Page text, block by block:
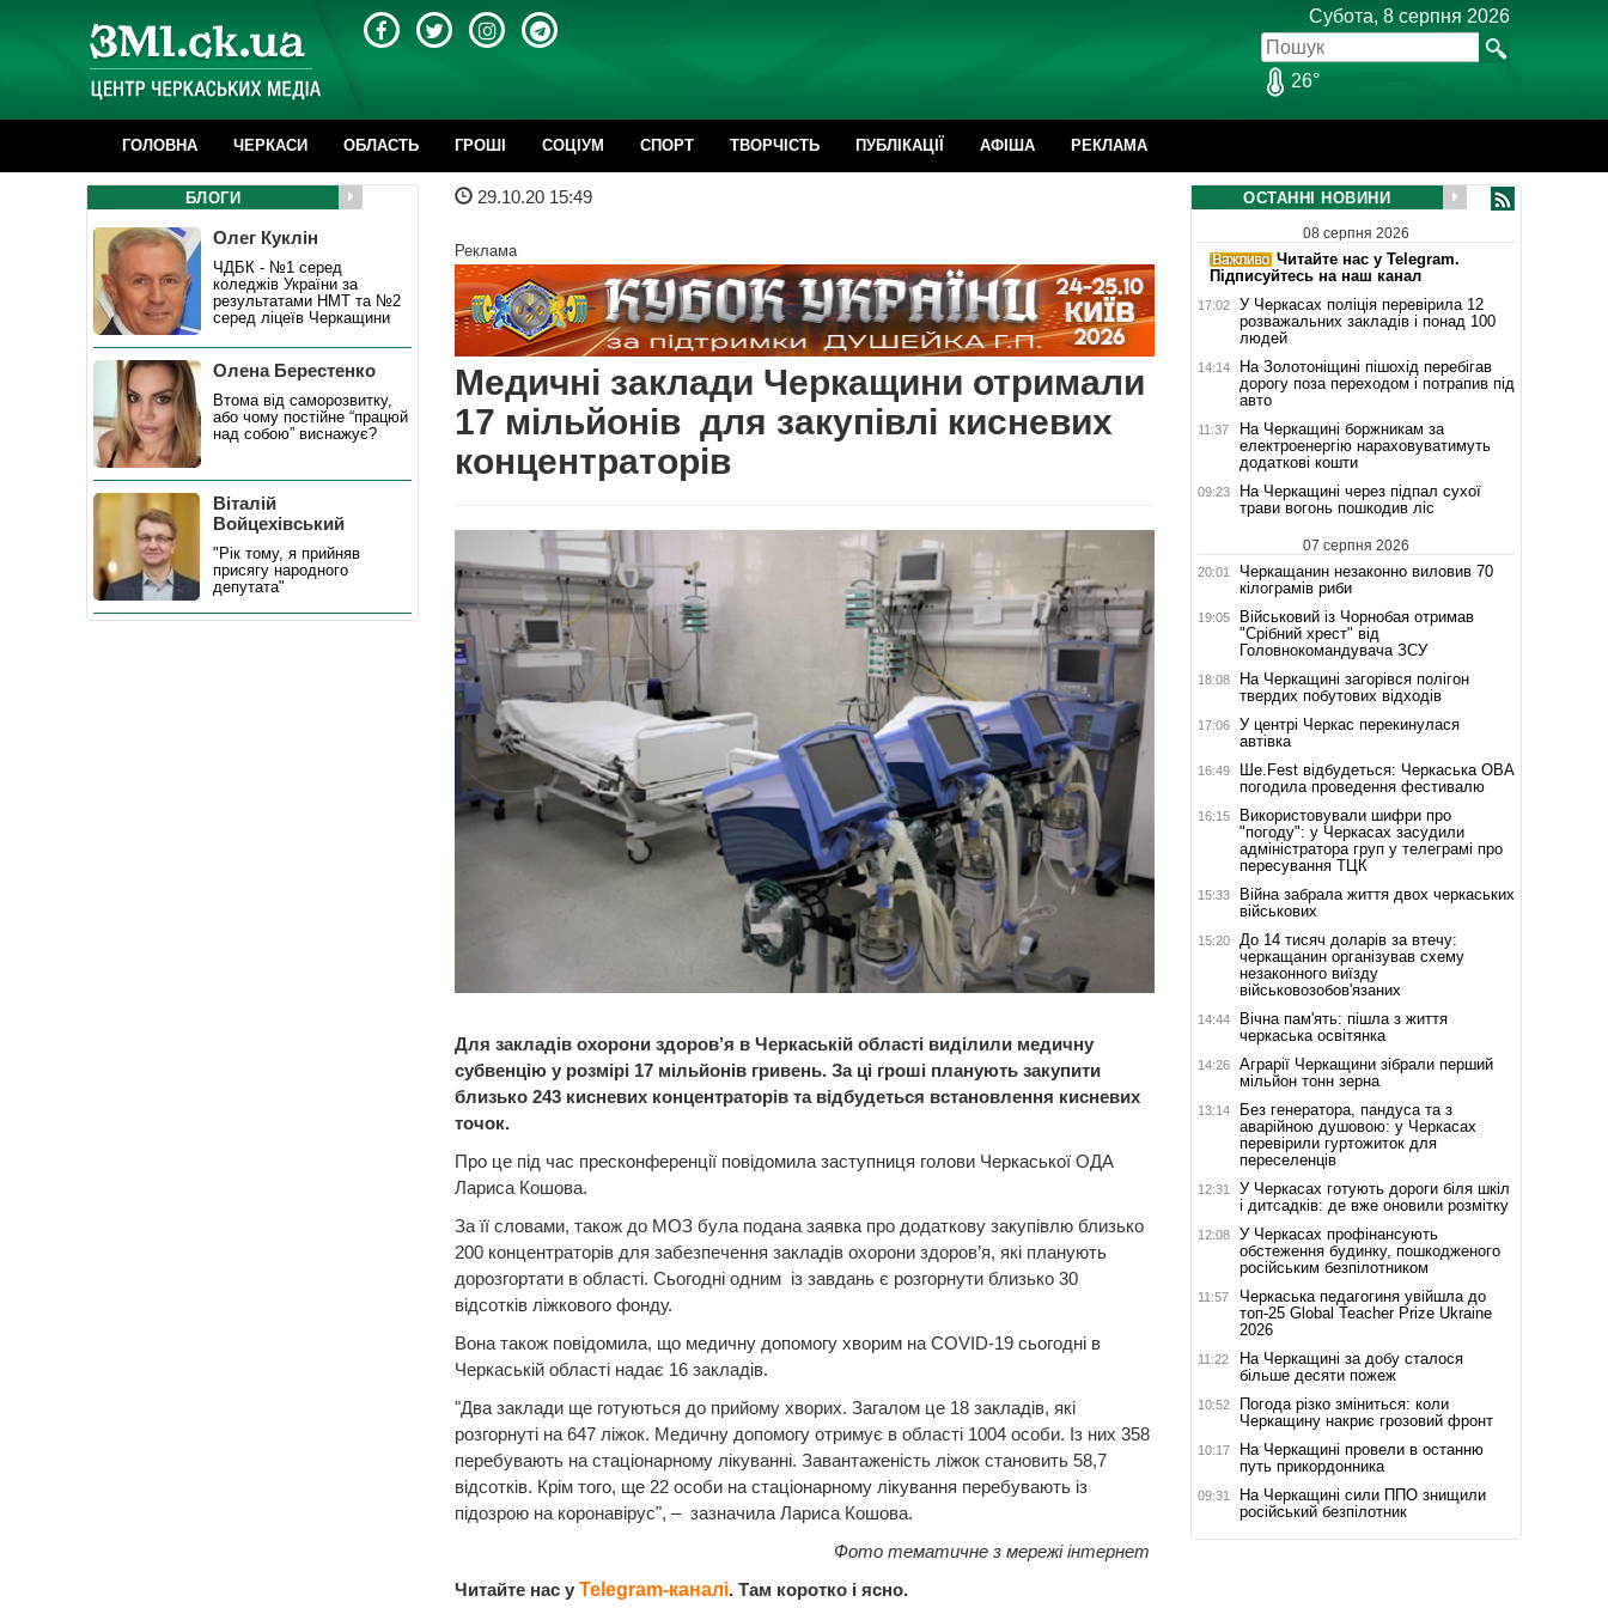
Субота, 8 серпня 2026
26°
ГОЛОВНА ЧЕРКАСИ ОБЛАСТЬ ГРОШІ CОЦІУМ СПОРТ ТВОРЧІСТЬ ПУБЛІКАЦІЇ АФІША РЕКЛАМА
29.10.20 15:49
Реклама
Медичні заклади Черкащини отримали
17 мільйонів для закупівлі кисневих
концентраторів
Для закладів охорони здоров’я в Черкаській області виділили медичну
субвенцію у розмірі 17 мільйонів гривень. За ці гроші планують закупити
близько 243 кисневих концентраторів та відбудеться встановлення кисневих
точок.
Про це під час пресконференції повідомила заступниця голови Черкаської ОДА
Лариса Кошова.
За її словами, також до МОЗ була подана заявка про додаткову закупівлю близько
200 концентраторів для забезпечення закладів охорони здоров’я, які планують
дорозгортати в області. Сьогодні одним із завдань є розгорнути близько 30
відсотків ліжкового фонду.
Вона також повідомила, що медичну допомогу хворим на COVID-19 сьогодні в
Черкаській області надає 16 закладів.
"Два заклади ще готуються до прийому хворих. Загалом це 18 закладів, які
розгорнуті на 647 ліжок. Медичну допомогу отримує в області 1004 особи. Із них 358
перебувають на стаціонарному лікуванні. Завантаженість ліжок становить 58,7
відсотків. Крім того, ще 22 особи на стаціонарному лікування перебувають із
підозрою на коронавірус", – зазначила Лариса Кошова.
Фото тематичне з мережі інтернет
Читайте нас у Telegram-каналі. Там коротко і ясно.
БЛОГИ
Олег Куклін
ЧДБК - №1 серед
коледжів України за
результатами НМТ та №2
серед ліцеїв Черкащини
Олена Берестенко
Втома від саморозвитку,
або чому постійне “працюй
над собою” виснажує?
Віталій
Войцехівський
"Рік тому, я прийняв
присягу народного
депутата"
ОСТАННІ НОВИНИ
08 серпня 2026
Читайте нас у Telegram.
Підписуйтесь на наш канал
17:02
У Черкасах поліція перевірила 12
розважальних закладів і понад 100
людей
14:14
На Золотоніщині пішохід перебігав
дорогу поза переходом і потрапив під
авто
11:37
На Черкащині боржникам за
електроенергію нараховуватимуть
додаткові кошти
09:23
На Черкащині через підпал сухої
трави вогонь пошкодив ліс
07 серпня 2026
20:01
Черкащанин незаконно виловив 70
кілограмів риби
19:05
Військовий із Чорнобая отримав
"Срібний хрест" від
Головнокомандувача ЗСУ
18:08
На Черкащині загорівся полігон
твердих побутових відходів
17:06
У центрі Черкас перекинулася
автівка
16:49
Ше.Fest відбудеться: Черкаська ОВА
погодила проведення фестивалю
16:15
Використовували шифри про
"погоду": у Черкасах засудили
адміністратора груп у телеграмі про
пересування ТЦК
15:33
Війна забрала життя двох черкаських
військових
15:20
До 14 тисяч доларів за втечу:
черкащанин організував схему
незаконного виїзду
військовозобов'язаних
14:44
Вічна пам'ять: пішла з життя
черкаська освітянка
14:26
Аграрії Черкащини зібрали перший
мільйон тонн зерна
13:14
Без генератора, пандуса та з
аварійною душовою: у Черкасах
перевірили гуртожиток для
переселенців
12:31
У Черкасах готують дороги біля шкіл
і дитсадків: де вже оновили розмітку
12:08
У Черкасах профінансують
обстеження будинку, пошкодженого
російським безпілотником
11:57
Черкаська педагогиня увійшла до
топ-25 Global Teacher Prize Ukraine
2026
11:22
На Черкащині за добу сталося
більше десяти пожеж
10:52
Погода різко зміниться: коли
Черкащину накриє грозовий фронт
10:17
На Черкащині провели в останню
путь прикордонника
09:31
На Черкащині сили ППО знищили
російський безпілотник